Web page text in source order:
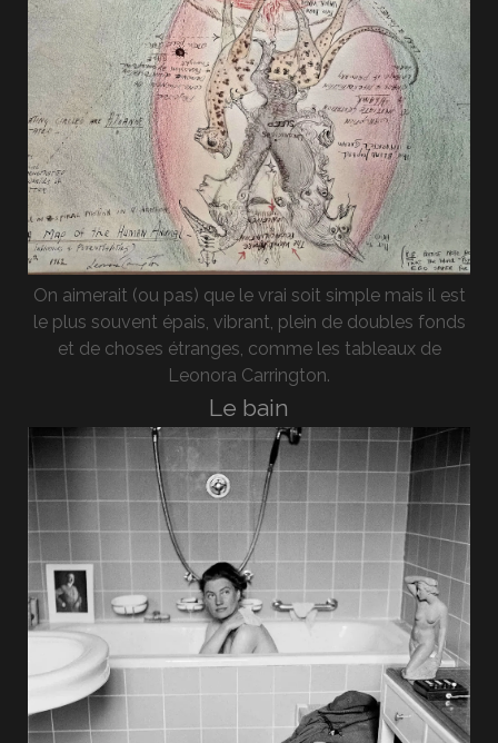
On aimerait (ou pas) que le vrai soit simple mais il est
le plus souvent épais, vibrant, plein de doubles fonds
et de choses étranges, comme les tableaux de
Leonora Carrington.
Le bain